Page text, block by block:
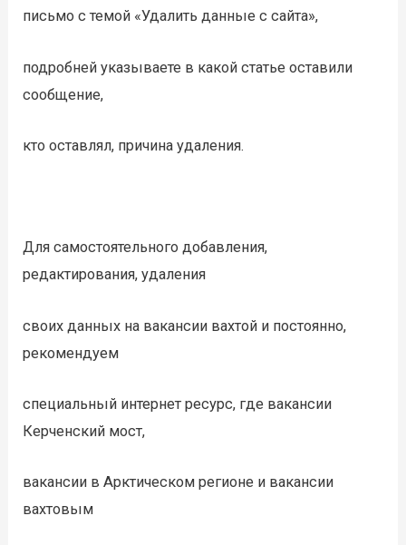
письмо с темой «Удалить данные с сайта»,
подробней указываете в какой статье оставили
сообщение,
кто оставлял, причина удаления.
Для самостоятельного добавления,
редактирования, удаления
своих данных на вакансии вахтой и постоянно,
рекомендуем
специальный интернет ресурс, где вакансии
Керченский мост,
вакансии в Арктическом регионе и вакансии
вахтовым